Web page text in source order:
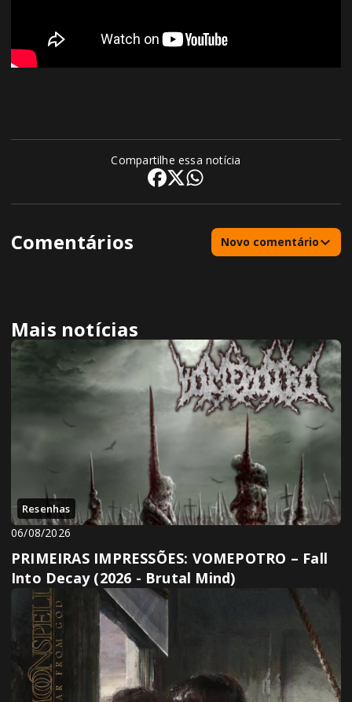
Compartilhe essa notícia
Comentários Novo comentário
Mais notícias
Resenhas
06/08/2026
PRIMEIRAS IMPRESSÕES: VOMEPOTRO – Fall
Into Decay (2026 - Brutal Mind)